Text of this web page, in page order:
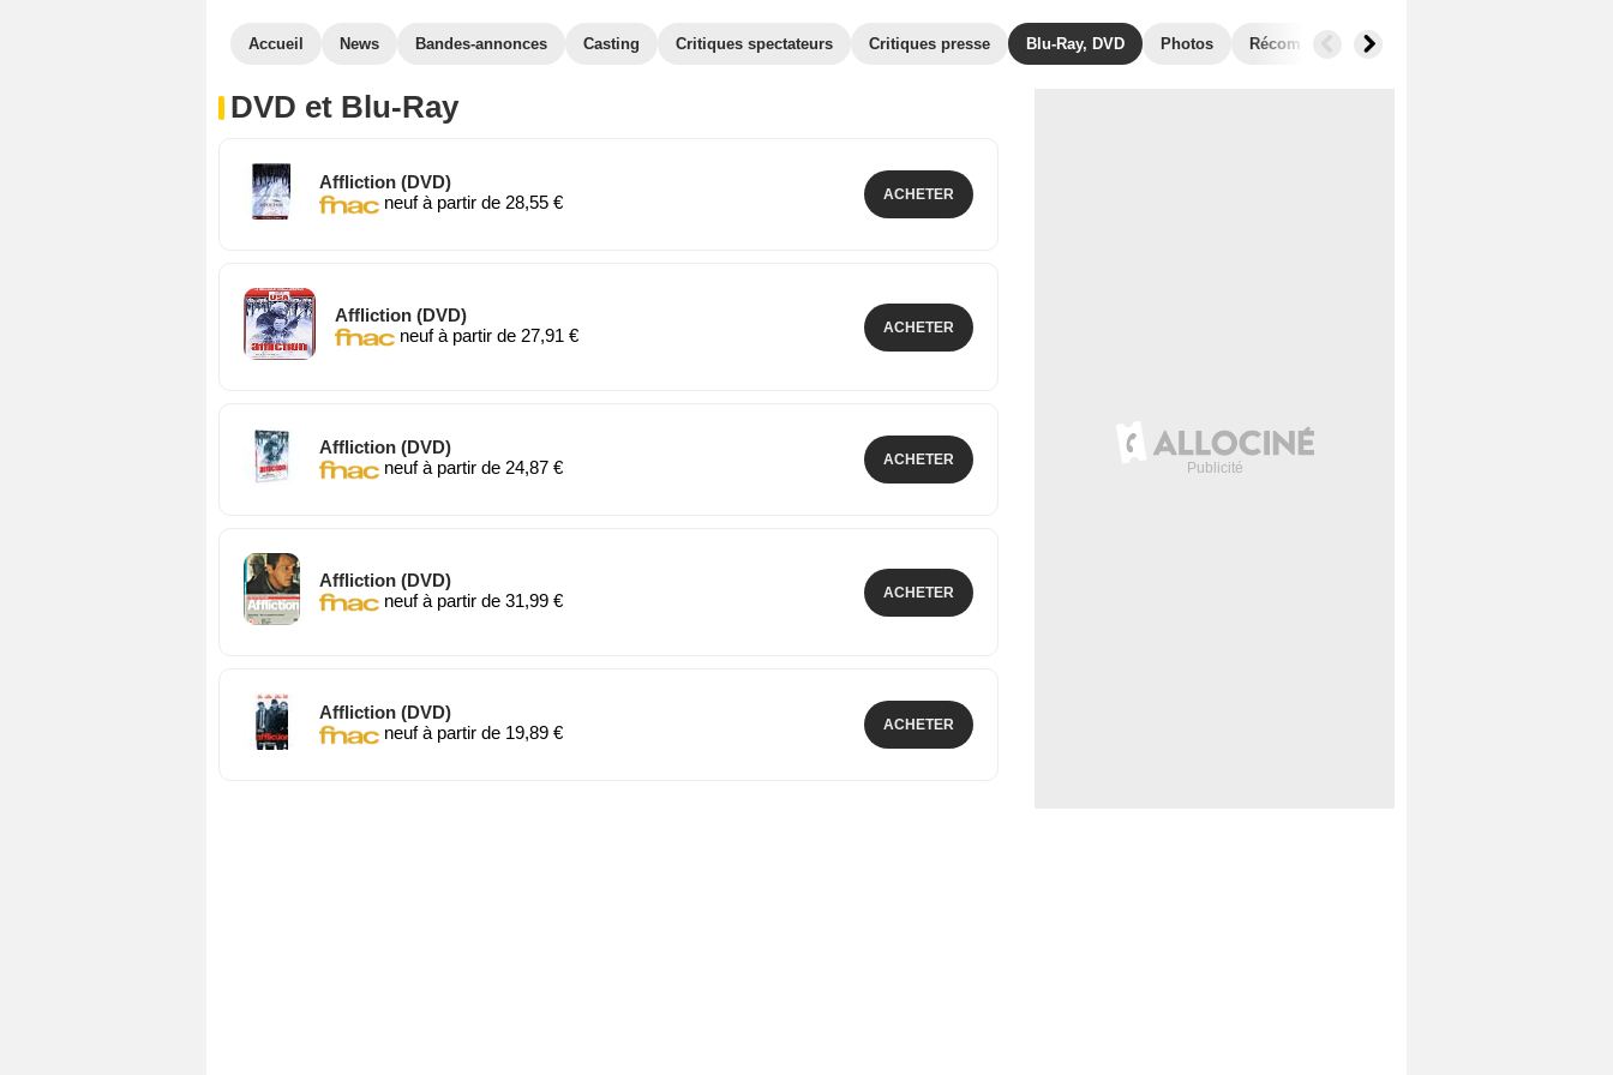
Accueil News Bandes-annonces Casting Critiques spectateurs Critiques presse Blu-Ray, DVD Photos Récompenses
DVD et Blu-Ray
Affliction (DVD)
neuf à partir de 28,55 €
ACHETER
Affliction (DVD)
neuf à partir de 27,91 €
ACHETER
Affliction (DVD)
neuf à partir de 24,87 €
ACHETER
Affliction (DVD)
neuf à partir de 31,99 €
ACHETER
Affliction (DVD)
neuf à partir de 19,89 €
ACHETER